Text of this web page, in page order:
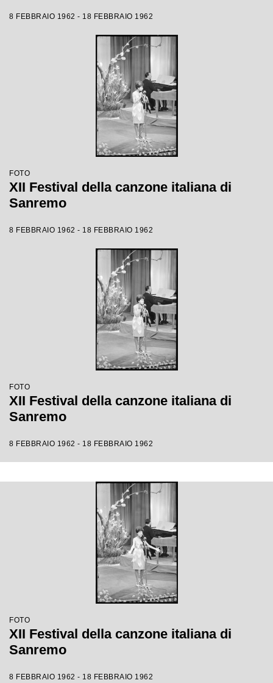
8 FEBBRAIO 1962 - 18 FEBBRAIO 1962
FOTO
XII Festival della canzone italiana di
Sanremo
8 FEBBRAIO 1962 - 18 FEBBRAIO 1962
FOTO
XII Festival della canzone italiana di
Sanremo
8 FEBBRAIO 1962 - 18 FEBBRAIO 1962
FOTO
XII Festival della canzone italiana di
Sanremo
8 FEBBRAIO 1962 - 18 FEBBRAIO 1962